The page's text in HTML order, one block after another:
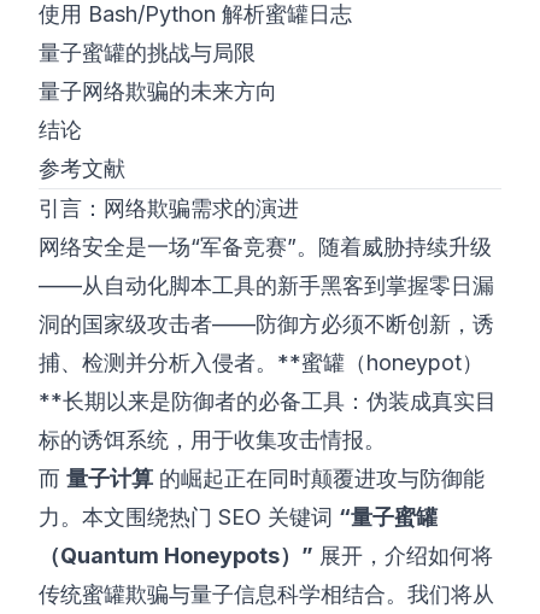
使用 Bash/Python 解析蜜罐日志
量子蜜罐的挑战与局限
量子网络欺骗的未来方向
结论
参考文献
引言：网络欺骗需求的演进
网络安全是一场“军备竞赛”。随着威胁持续升级
——从自动化脚本工具的新手黑客到掌握零日漏
洞的国家级攻击者——防御方必须不断创新，诱
捕、检测并分析入侵者。**蜜罐（honeypot）
**长期以来是防御者的必备工具：伪装成真实目
标的诱饵系统，用于收集攻击情报。
而 量子计算 的崛起正在同时颠覆进攻与防御能
力。本文围绕热门 SEO 关键词 “量子蜜罐
（Quantum Honeypots）” 展开，介绍如何将
传统蜜罐欺骗与量子信息科学相结合。我们将从